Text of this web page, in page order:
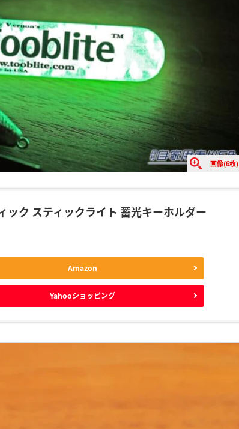
画像(6枚)
ック スティックライト 蓄光キーホルダー
Amazon
Yahooショッピング